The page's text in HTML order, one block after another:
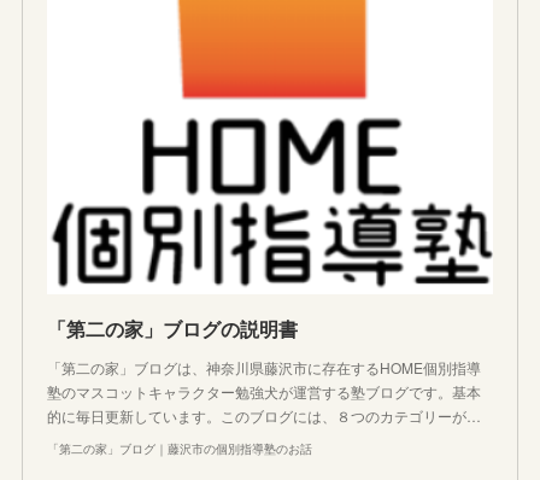
「第二の家」ブログの説明書
「第二の家」ブログは、神奈川県藤沢市に存在するHOME個別指導
塾のマスコットキャラクター勉強犬が運営する塾ブログです。基本
的に毎日更新しています。このブログには、８つのカテゴリーが…
「第二の家」ブログ｜藤沢市の個別指導塾のお話